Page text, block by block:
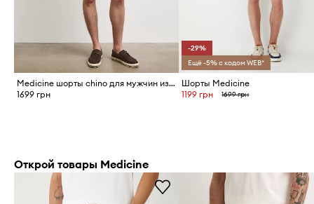
Medicine шорты chino для мужчин из хлопка с эластаном
1699 грн
-29%
Ещё -5% с кодом WEB*
Шорты Medicine
1199 грн
1699 грн
Открой товары Medicine